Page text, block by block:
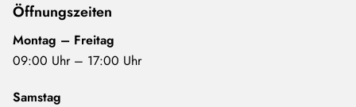
Öffnungszeiten
Montag – Freitag
09:00 Uhr – 17:00 Uhr
Samstag